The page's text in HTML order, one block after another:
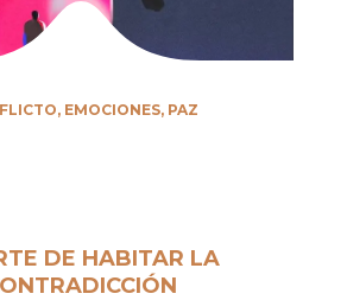
DE HABITAR LA
, EMOCIONES, PAZ